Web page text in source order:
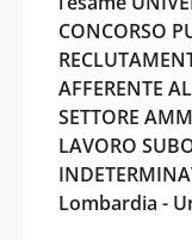
CONCORSO
AFFERENTE
SETTORE
LAVORO
Lombardia -